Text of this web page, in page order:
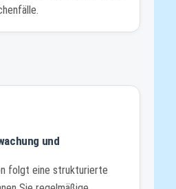
und
folgt eine strukturierte